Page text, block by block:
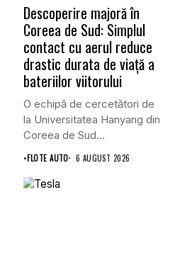
Descoperire majoră în
Coreea de Sud: Simplul
contact cu aerul reduce
drastic durata de viață a
bateriilor viitorului
O echipă de cercetători de
la Universitatea Hanyang din
Coreea de Sud...
•FLOTE AUTO 6 AUGUST 2026